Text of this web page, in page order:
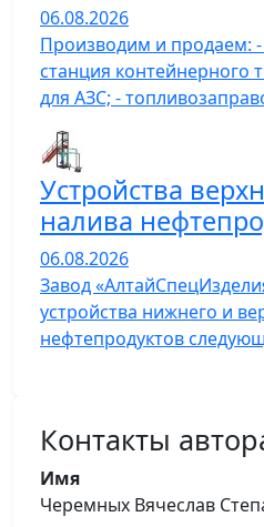
06.08.2026
Производим и продаем:
станция контейнерного
для АЗС; -
Устройства
налива
06.08.2026
Завод
устройства нижнего и
нефтепродуктов
Контакты
Имя
Черемных Вячеслав